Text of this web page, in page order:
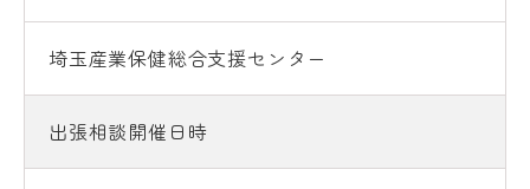
埼玉産業保健総合支援センター
出張相談開催日時